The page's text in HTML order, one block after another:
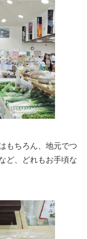
もちろん、地元でつ
ど、どれもお手頃な